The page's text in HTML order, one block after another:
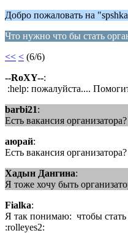
Добро пожаловать на
Что нужно что бы стать
<< < (6/6)
--RoXY--:
:help: пожалуйста....
barbi21:
Есть вакансия организатора?
аюрай:
Есть вакансия
Хадын Дангина:
Я тоже хочу быть
Fialka:
Я так понимаю: чтобы стать
:rolleyes2: